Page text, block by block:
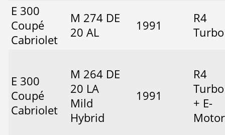
E 300
Coupé
Cabriolet
M 274 DE
20 AL
1991
R4
Turbo
E 300
Coupé
Cabriolet
M 264 DE
20 LA
Mild
Hybrid
1991
R4
Turbo
+ E-
Motor